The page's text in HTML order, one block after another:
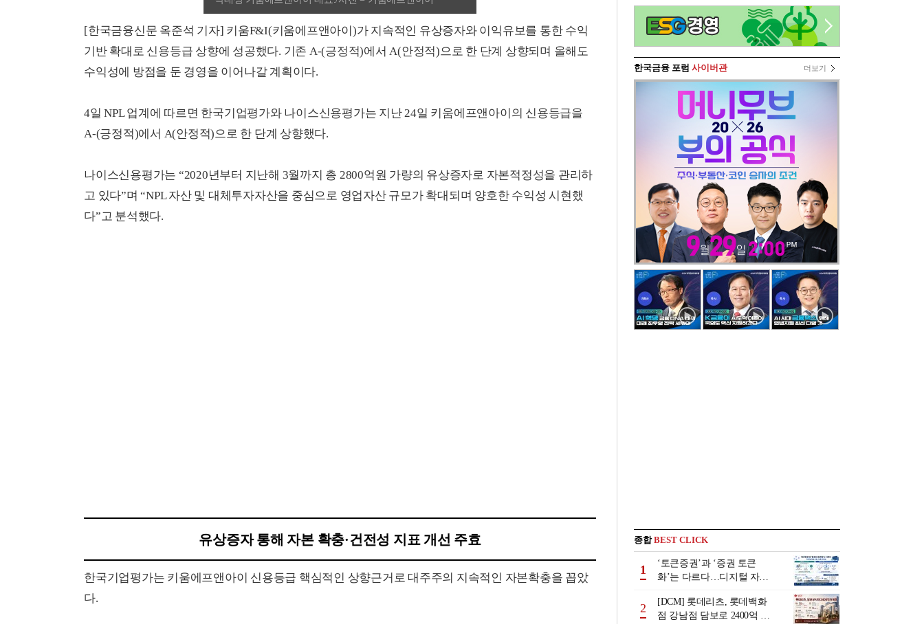
[한국금융신문 옥준석 기자] 키움F&I(키움에프앤아이)가 지속적인 유상증자와 이익유보를 통한 수익
기반 확대로 신용등급 상향에 성공했다. 기존 A-(긍정적)에서 A(안정적)으로 한 단계 상향되며 올해도
수익성에 방점을 둔 경영을 이어나갈 계획이다.
4일 NPL 업계에 따르면 한국기업평가와 나이스신용평가는 지난 24일 키움에프앤아이의 신용등급을
A-(긍정적)에서 A(안정적)으로 한 단계 상향했다.
나이스신용평가는 “2020년부터 지난해 3월까지 총 2800억원 가량의 유상증자로 자본적정성을 관리하
고 있다”며 “NPL 자산 및 대체투자자산을 중심으로 영업자산 규모가 확대되며 양호한 수익성 시현했
다”고 분석했다.
유상증자 통해 자본 확충·건전성 지표 개선 주효
한국기업평가는 키움에프앤아이 신용등급 핵심적인 상향근거로 대주주의 지속적인 자본확충을 꼽았
다.
한국금융 포럼 사이버관 더보기
종합BEST CLICK
1
‘토큰증권’과 ‘증권 토큰
화’는 다르다…디지털 자본
2
[DCM] 롯데리츠, 롯데백화
점 강남점 담보로 2400억 조